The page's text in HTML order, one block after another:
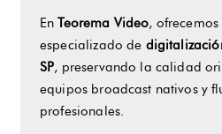
EnTeorema Video,
especializado de
SP, preservando la calidad
equipos broadcast nativos y
profesionales.